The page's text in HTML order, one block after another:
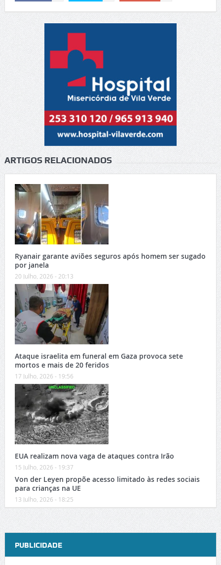
ARTIGOS RELACIONADOS
Ryanair garante aviões seguros após homem ser sugado
por janela
20 Julho, 2026 - 20:13
Ataque israelita em funeral em Gaza provoca sete
mortos e mais de 20 feridos
17 Julho, 2026 - 19:56
EUA realizam nova vaga de ataques contra Irão
15 Julho, 2026 - 19:37
Von der Leyen propõe acesso limitado às redes sociais
para crianças na UE
13 Julho, 2026 - 18:25
PUBLICIDADE